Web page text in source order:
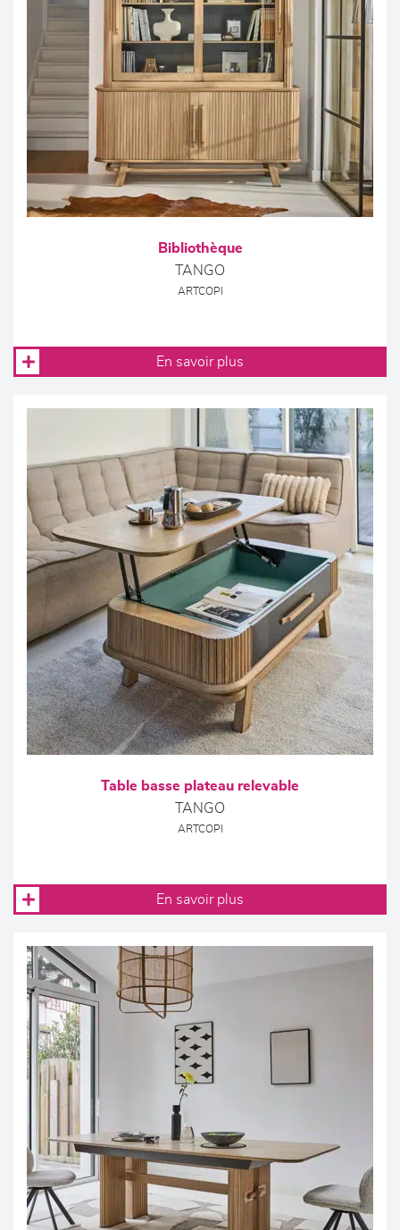
Bibliothèque
TANGO
ARTCOPI
En savoir plus
Table basse plateau relevable
TANGO
ARTCOPI
En savoir plus